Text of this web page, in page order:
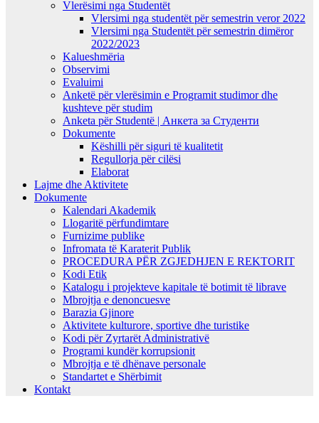
Vlerësimi nga Studentët
Vlersimi nga studentët për semestrin veror 2022
Vlersimi nga Studentët për semestrin dimëror
2022/2023
Kalueshmëria
Observimi
Evaluimi
Anketë për vlerësimin e Programit studimor dhe
kushteve për studim
Anketa për Studentë | Анкета за Студенти
Dokumente
Këshilli për siguri të kualitetit
Regullorja për cilësi
Elaborat
Lajme dhe Aktivitete
Dokumente
Kalendari Akademik
Llogaritë përfundimtare
Furnizime publike
Infromata të Karaterit Publik
PROCEDURA PËR ZGJEDHJEN E REKTORIT
Kodi Etik
Katalogu i projekteve kapitale të botimit të librave
Mbrojtja e denoncuesve
Barazia Gjinore
Aktivitete kulturore, sportive dhe turistike
Kodi për Zyrtarët Administrativë
Programi kundër korrupsionit
Mbrojtja e të dhënave personale
Standartet e Shërbimit
Kontakt